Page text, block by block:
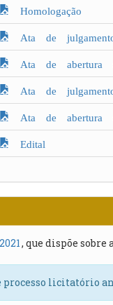
Homologação
Ata de
Ata de abertura
Ata de
Ata de abertura
Edital
, que dispõe
licitatório